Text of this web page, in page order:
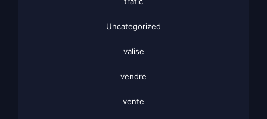
Uncategorized
valise
vendre
vente